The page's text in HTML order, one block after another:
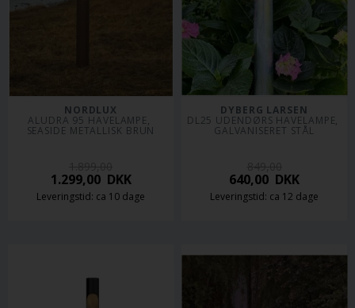
NORDLUX
ALUDRA 95 HAVELAMPE,
SEASIDE METALLISK BRUN
1.299,00DKK
Leveringstid: ca 10 dage
DYBERG LARSEN
DL25 UDENDØRS HAVELAMPE,
GALVANISERET STÅL
640,00 DKK
Leveringstid: ca 12 dage